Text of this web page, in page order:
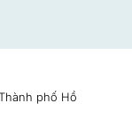
phố Hồ